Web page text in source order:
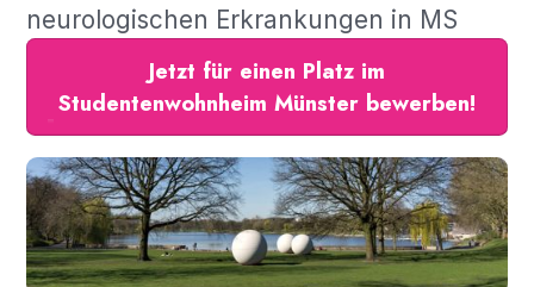
neurologischen Erkrankungen in MS
Jetzt für einen Platz im
Studentenwohnheim Münster bewerben!